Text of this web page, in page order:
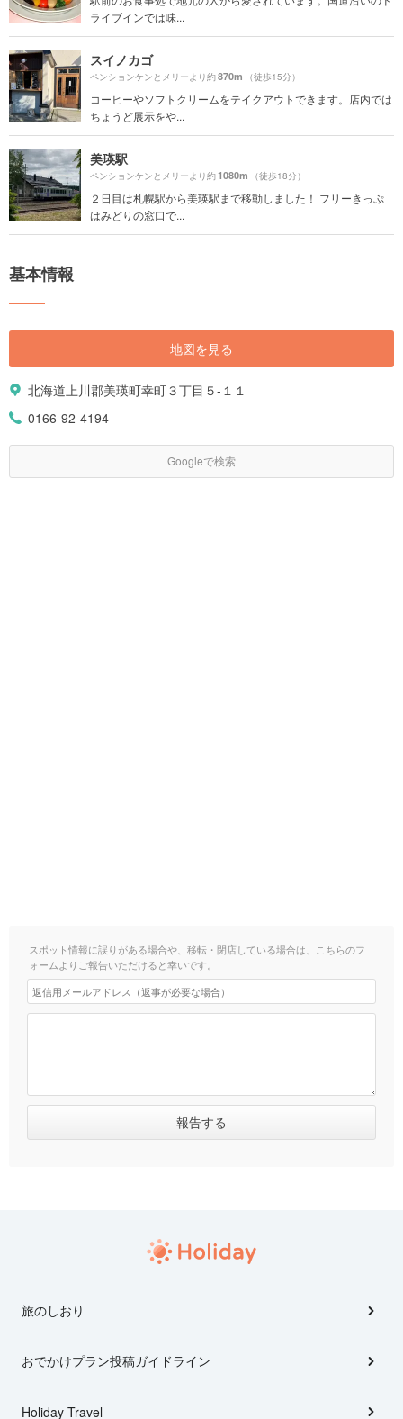
ライブインでは味...
スイノカゴ
ペンションケンとメリーより約870m （徒歩15分）
コーヒーやソフトクリームをテイクアウトできます。店内では
ちょうど展示をや...
美瑛駅
ペンションケンとメリーより約1080m （徒歩18分）
２日目は札幌駅から美瑛駅まで移動しました！ フリーきっぷ
はみどりの窓口で...
基本情報
地図を見る
北海道上川郡美瑛町幸町３丁目５-１１
0166-92-4194
Googleで検索
スポット情報に誤りがある場合や、移転・閉店している場合は、こちらのフ
ォームよりご報告いただけると幸いです。
旅のしおり
おでかけプラン投稿ガイドライン
Holiday Travel